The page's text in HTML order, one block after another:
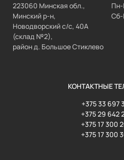
223060 Минская обл.,
Минский р-н,
Новодворский с/с, 40А
(склад №2),
район д. Большое Стиклево
Пн-
Сб-
КОНТАКТНЫЕ
+375 33 697
+375 29 642
+375 17 300
+375 17 300